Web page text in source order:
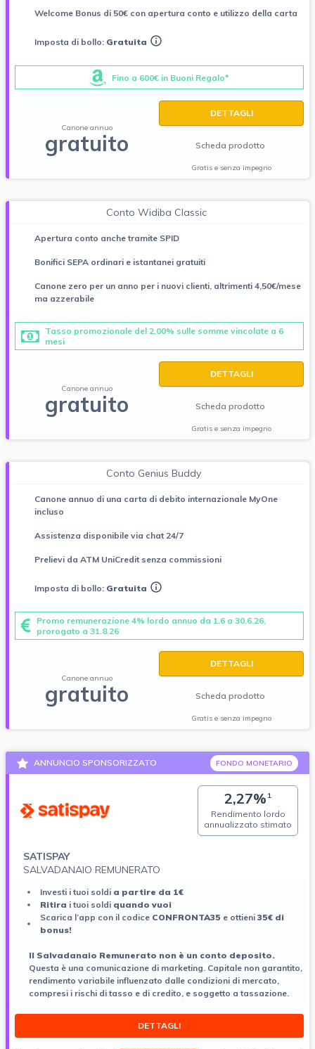
Welcome Bonus di 50€ con apertura conto e utilizzo della carta
Imposta di bollo: Gratuita
Fino a 600€ in Buoni Regalo*
Canone annuo
gratuito
DETTAGLI
Scheda prodotto
Gratis e senza impegno
Conto Widiba Classic
Apertura conto anche tramite SPID
Bonifici SEPA ordinari e istantanei gratuiti
Canone zero per un anno per i nuovi clienti, altrimenti 4,50€/mese
ma azzerabile
Tasso promozionale del 2,00% sulle somme vincolate a 6
mesi
Canone annuo
gratuito
DETTAGLI
Scheda prodotto
Gratis e senza impegno
Conto Genius Buddy
Canone annuo di una carta di debito internazionale MyOne
incluso
Assistenza disponibile via chat 24/7
Prelievi da ATM UniCredit senza commissioni
Imposta di bollo: Gratuita
Promo remunerazione 4% lordo annuo da 1.6 a 30.6.26,
prorogato a 31.8.26
Canone annuo
gratuito
DETTAGLI
Scheda prodotto
Gratis e senza impegno
ANNUNCIO SPONSORIZZATO FONDO MONETARIO
2,27%1
Rendimento lordo
annualizzato stimato
SATISPAY
SALVADANAIO REMUNERATO
Investi i tuoi soldi a partire da 1€
Ritira i tuoi soldi quando vuoi
Scarica l’app con il codice CONFRONTA35 e ottieni 35€ di
bonus!
ll Salvadanaio Remunerato non è un conto deposito.
Questa è una comunicazione di marketing. Capitale non garantito,
rendimento variabile influenzato dalle condizioni di mercato,
compresi i rischi di tasso e di credito, e soggetto a tassazione.
DETTAGLI